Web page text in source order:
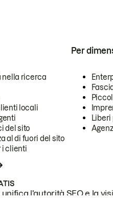
nella ricerca
locali
del sito
al di fuori del sito
i clienti
Per
l'autorità SEO e la